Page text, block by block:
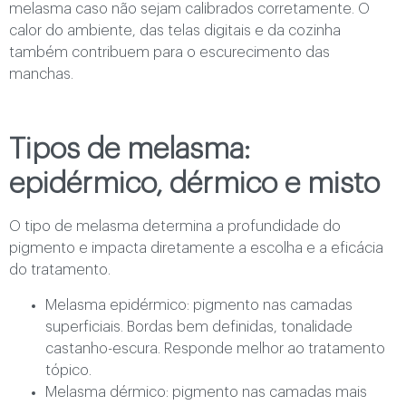
melasma caso não sejam calibrados corretamente. O
calor do ambiente, das telas digitais e da cozinha
também contribuem para o escurecimento das
manchas.
Tipos de melasma:
epidérmico, dérmico e misto
O tipo de melasma determina a profundidade do
pigmento e impacta diretamente a escolha e a eficácia
do tratamento.
Melasma epidérmico: pigmento nas camadas
superficiais. Bordas bem definidas, tonalidade
castanho-escura. Responde melhor ao tratamento
tópico.
Melasma dérmico: pigmento nas camadas mais